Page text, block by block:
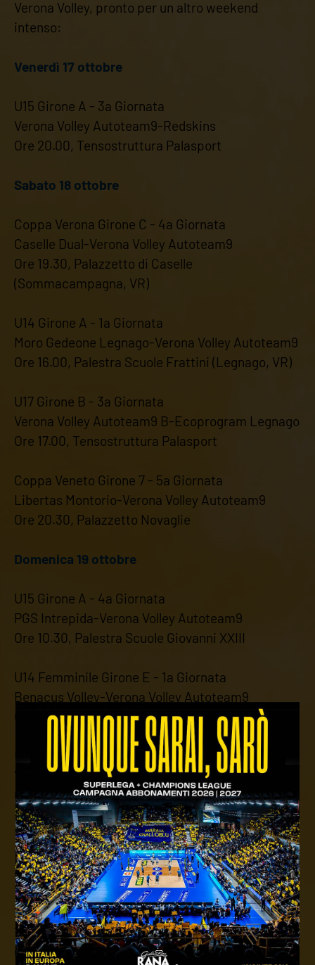
Verona Volley, pronto per un altro weekend
intenso:
Venerdì 17 ottobre
U15 Girone A - 3a Giornata
Verona Volley Autoteam9-Redskins
Ore 20.00, Tensostruttura Palasport
Sabato 18 ottobre
Coppa Verona Girone C - 4a Giornata
Caselle Dual-Verona Volley Autoteam9
Ore 19.30, Palazzetto di Caselle
(Sommacampagna, VR)
U14 Girone A - 1a Giornata
Moro Gedeone Legnago-Verona Volley Autoteam9
Ore 16.00, Palestra Scuole Frattini (Legnago, VR)
U17 Girone B - 3a Giornata
Verona Volley Autoteam9 B-Ecoprogram Legnago
Ore 17.00, Tensostruttura Palasport
Coppa Veneto Girone 7 - 5a Giornata
Libertas Montorio-Verona Volley Autoteam9
Ore 20.30, Palazzetto Novaglie
Domenica 19 ottobre
U15 Girone A - 4a Giornata
PGS Intrepida-Verona Volley Autoteam9
Ore 10.30, Palestra Scuole Giovanni XXIII
U14 Femminile Girone E - 1a Giornata
Benacus Volley-Verona Volley Autoteam9
Ore 9.00, Palazzetto di Bardolino
U13 Femminile Girone C - 1a Giornata
Verona Volley Autoteam9-Polisportiva La Vetta
Ore 20.30, Palestra Scuola Dall'Oca Bianca
U17 Girone B - 3a Giornata
Verona Volley Autoteam9 A-U17Hellas
Ore 10.30, Tensostruttura Palasport
U19 Girone A - 3a Giornata
Verona Volley Autoteam9-Libertas Montorio
Ore 17.00, Palestra Don Calabria